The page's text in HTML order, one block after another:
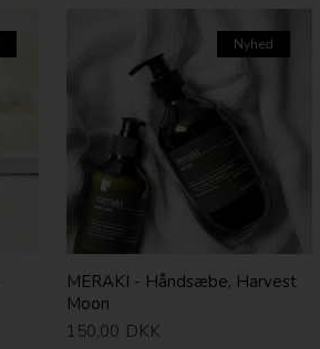
Nyhed
MERAKI - Håndsæbe, Harvest
Moon
150,00 DKK